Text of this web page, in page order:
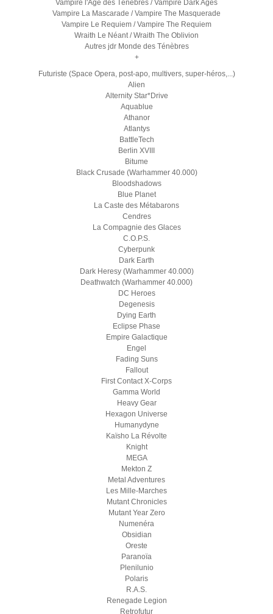
Vampire l'Age des Ténèbres / Vampire Dark Ages
Vampire La Mascarade / Vampire The Masquerade
Vampire Le Requiem / Vampire The Requiem
Wraith Le Néant / Wraith The Oblivion
Autres jdr Monde des Ténèbres
+
Futuriste (Space Opera, post-apo, multivers, super-héros,...)
Alien
Alternity Star*Drive
Aquablue
Athanor
Atlantys
BattleTech
Berlin XVIII
Bitume
Black Crusade (Warhammer 40.000)
Bloodshadows
Blue Planet
La Caste des Métabarons
Cendres
La Compagnie des Glaces
C.O.P.S.
Cyberpunk
Dark Earth
Dark Heresy (Warhammer 40.000)
Deathwatch (Warhammer 40.000)
DC Heroes
Degenesis
Dying Earth
Eclipse Phase
Empire Galactique
Engel
Fading Suns
Fallout
First Contact X-Corps
Gamma World
Heavy Gear
Hexagon Universe
Humanydyne
Kaïsho La Révolte
Knight
MEGA
Mekton Z
Metal Adventures
Les Mille-Marches
Mutant Chronicles
Mutant Year Zero
Numenéra
Obsidian
Oreste
Paranoïa
Plenilunio
Polaris
R.A.S.
Renegade Legion
Retrofutur